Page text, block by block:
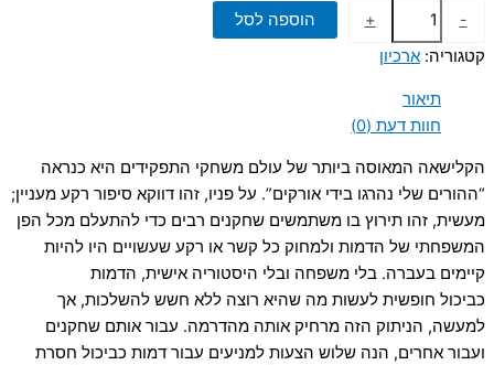
-
שלוש
דמות
שהוריה
נהרגו
בידי
אורקים
+
הוספה לסל
קטגוריה: ארכיון
תיאור
חוות דעת (0)
הקלישאה המאוסה ביותר של עולם משחקי התפקידים היא כנראה
“ההורים שלי נהרגו בידי אורקים”. על פניו, זהו דווקא סיפור רקע מעניין;
מעשית, זהו תירוץ בו משתמשים שחקנים רבים כדי להתעלם מכל הפן
המשפחתי של הדמות ולמחוק כל קשר או רקע שעשויים היו להיות
קיימים בעברה. בלי משפחה ובלי היסטוריה אישית, הדמות
כביכול חופשית לעשות מה שהיא רוצה ללא חשש להשלכות, אך
למעשה, הניתוק הזה מרחיק אותה מהדרמה. עבור אותם שחקנים
ועבור אחרים, הנה שלוש הצעות למניעים עבור דמות כביכול חסרת